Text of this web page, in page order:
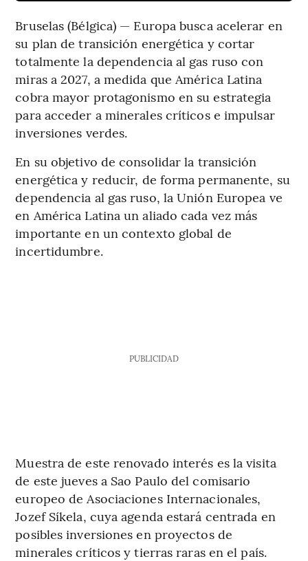
Bruselas (Bélgica) — Europa busca acelerar en
su plan de transición energética y cortar
totalmente la dependencia al gas ruso con
miras a 2027, a medida que América Latina
cobra mayor protagonismo en su estrategia
para acceder a minerales críticos e impulsar
inversiones verdes.
En su objetivo de consolidar la transición
energética y reducir, de forma permanente, su
dependencia al gas ruso, la Unión Europea ve
en América Latina un aliado cada vez más
importante en un contexto global de
incertidumbre.
PUBLICIDAD
Muestra de este renovado interés es la visita
de este jueves a Sao Paulo del comisario
europeo de Asociaciones Internacionales,
Jozef Síkela, cuya agenda estará centrada en
posibles inversiones en proyectos de
minerales críticos y tierras raras en el país.